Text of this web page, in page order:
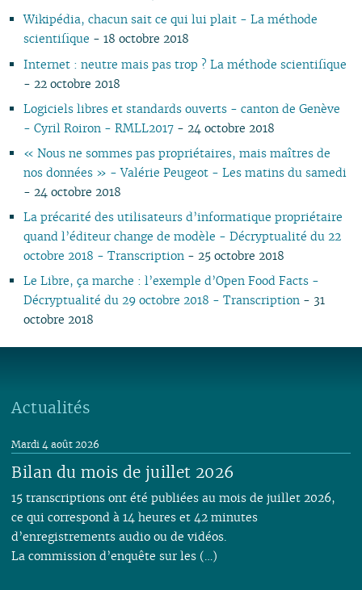
Wikipédia, chacun sait ce qui lui plait - La méthode
scientifique - 18 octobre 2018
Internet : neutre mais pas trop ? La méthode scientifique
- 22 octobre 2018
Logiciels libres et standards ouverts - canton de Genève
- Cyril Roiron - RMLL2017- 24 octobre 2018
« Nous ne sommes pas propriétaires, mais maîtres de
nos données » - Valérie Peugeot - Les matins du samedi
- 24 octobre 2018
La précarité des utilisateurs d’informatique propriétaire
quand l’éditeur change de modèle - Décryptualité du 22
octobre 2018 - Transcription- 25 octobre 2018
Le Libre, ça marche : l’exemple d’Open Food Facts -
Décryptualité du 29 octobre 2018 - Transcription- 31
octobre 2018
Actualités
Bilan du mois de juillet 2026
Mardi 4 août 2026
15 transcriptions ont été publiées au mois de juillet 2026,
ce qui correspond à 14 heures et 42 minutes
d’enregistrements audio ou de vidéos.
La commission d’enquête sur les (…)